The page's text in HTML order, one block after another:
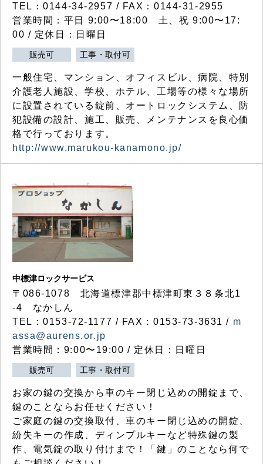
TEL：0144-34-2957 / FAX：0144-31-2955
営業時間：平日 9:00〜18:00 土、祝 9:00〜17:
00 / 定休日：日曜日
販売可 工事・取付可
一般住宅、マンション、オフィスビル、病院、特別
介護老人施設、学校、ホテル、工場等の様々な場所
に設置されている錠前、オートロックシステム、防
犯設備の設計、施工、販売、メンテナンスを良心価
格で行っております。
http://www.marukou-kanamono.jp/
中標津ロックサービス
〒086-1078 北海道標津郡中標津町東３８条北1
-4 なかしん
TEL：0153-72-1177 / FAX：0153-73-3631 / m
assa@aurens.or.jp
営業時間：9:00〜19:00 / 定休日：日曜日
販売可 工事・取付可
お家の鍵の交換から車のキー閉じ込めの開錠まで、
鍵のことならお任せください！
ご家庭の鍵の交換取付、車のキー閉じ込めの開錠、
紛失キーの作成、ディンプルキーなど特殊鍵の製
作、電気錠の取り付けまで！「鍵」のことなら何で